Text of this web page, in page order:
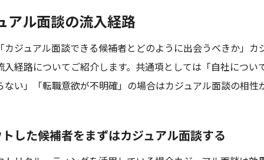
アル面談の流入経路
カジュアル面談できる候補者とどのように出会うべきか」カ
入経路についてご紹介します。共通項としては「自社につい
ない」「転職意欲が不明確」の場合はカジュアル面談の相性
した候補者をまずはカジュアル面談する